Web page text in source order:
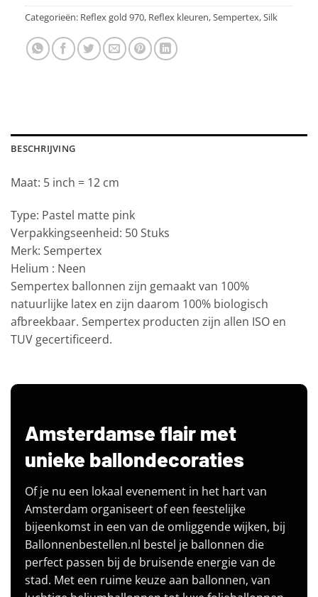
Categorieën: Reflex gold 970, Reflex kleuren,Sempertex,Silk
BESCHRIJVING
Maat: 5 inch = 12 cm
Type: Pastel matte pink
Verpakkingseenheid: 50 Stuks
Merk: Sempertex
Helium : Neen
Sempertex ballonnen zijn gemaakt van 100%
natuurlijke latex en zijn daarom 100% biologisch
afbreekbaar. Sempertex producten zijn allen ISO en
TUV gecertificeerd.
Amsterdamse flair met
unieke ballondecoraties
Of je nu een lokaal evenement in het hart van
Amsterdam organiseert of een feestelijke
bijeenkomst in een van de omliggende wijken, bij
Ballonnenbestellen.nl bestel je ballonnen die
perfect passen bij de bruisende energie van de
stad. Met een ruime keuze aan ballonnen, van